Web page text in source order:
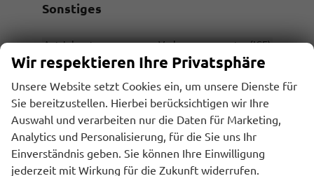
Sonstiges
Antriebsart
Verbrennungsmotor (ICE)
Anzahl Sitzplätze
Anzahl Türen
5-türig
Erstzulassung
31.07.2026
Garantieleistung
Fahrzeuggarantie
Innenausstattung
Schwarz
Kilometerstand
10
Wir respektieren Ihre Privatsphäre
Unsere Website setzt Cookies ein, um unsere Dienste für
Sie bereitzustellen. Hierbei berücksichtigen wir Ihre
Auswahl und verarbeiten nur die Daten für Marketing,
Analytics und Personalisierung, für die Sie uns Ihr
Einverständnis geben. Sie können Ihre Einwilligung
jederzeit mit Wirkung für die Zukunft widerrufen.